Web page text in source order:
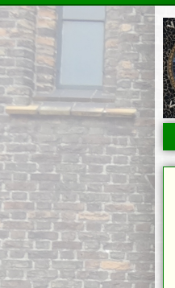
Overslaan en naar de inhoud gaan